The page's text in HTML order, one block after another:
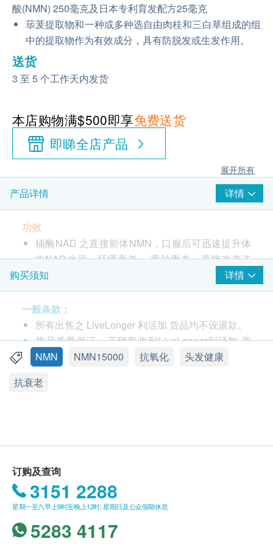
酸(NMN) 250毫克及日本专利育发配方25毫克
荜茇提取物和一种或多种选自由肉桂和三白草组成的组
中的提取物作为有效成分，具有防脱发或生发作用。
送货
3 至 5 个工作天内发货
本店购物满$500即享免费送货
即睇全店产品
展开所有
产品详情 详情
功效
辅酶NAD 之直接前体NMN，口服后可迅速提升体
内NAD水平，延缓衰老， 重拾青春，直接改变了
NAD+在人体内的水平。
荜茇提取物和一种或多种选自由肉桂和三白草组成
的组中的提取物作为有效成分，具有防脱发或生发
作用。
服用建议
每天可服用一至两次，每次2粒，根据个人情况可
适当加减。
护人员查询。
储存方式
密封储存在阴凉，干燥处，避免阳光直射。
* 此产品没有根据《药剂业及毒药条例》或《中医药
购买须知 详情
一般条款：
所有出售之 LiveLonger 利活加 货品均不设退款。
货品质量保证，于顾客收到LiveLonger利活加 产
品当日起计，食用期应最少有12个月或以上。
如有任何争议，发兴企业有限公司 及 健康网购
可享本地免费送货服务。账单总额未满HK$500需
附加HK$50运费。
我们将于确定订单后3-5个工作天内安排发货。
不排除运送时间会因节日而有所影响。 当八号烈
风讯号悬挂或黑色暴雨警告生效时，送货服务时间
NMN NMN15000 抗氧化
头发健康
抗衰老
订购及查询
3151 2288
星期一至六早上9时至晚上12时; 星期日及公众假期休息
5283 4117